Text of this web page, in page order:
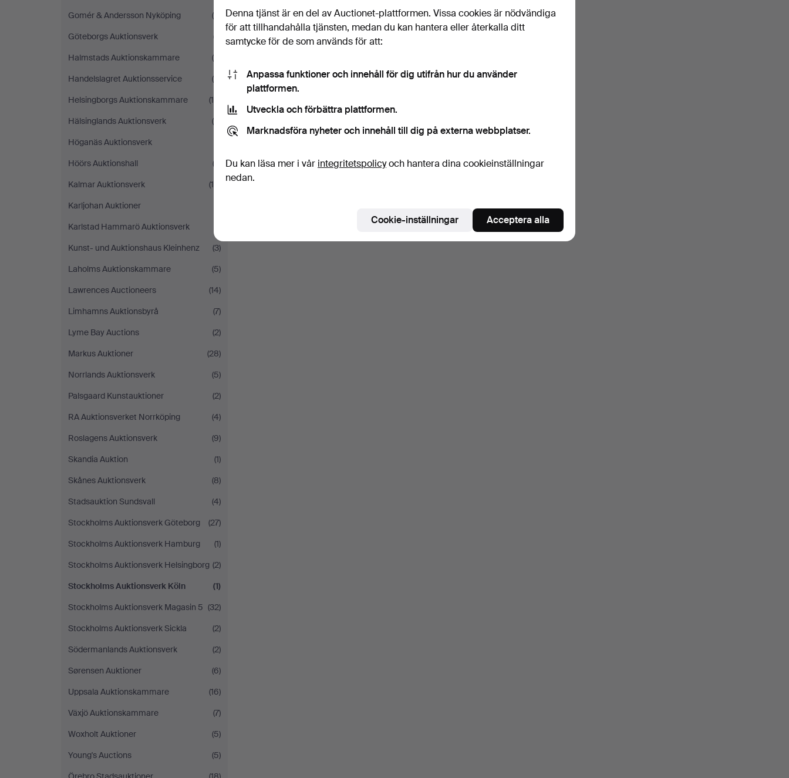
Gomér & Andersson Nyköping
(4)
Göteborgs Auktionsverk
(7)
Halmstads Auktionskammare
(8)
Handelslagret Auktionsservice
(4)
Helsingborgs Auktionskammare
(16)
Hälsinglands Auktionsverk
(5)
Höganäs Auktionsverk
Höörs Auktionshall
(3)
Kalmar Auktionsverk
(10)
Karljohan Auktioner
Karlstad Hammarö Auktionsverk
Kunst- und Auktionshaus Kleinhenz
(3)
Laholms Auktionskammare
(5)
Lawrences Auctioneers
(14)
Limhamns Auktionsbyrå
(7)
Lyme Bay Auctions
(2)
Markus Auktioner
(28)
Norrlands Auktionsverk
(5)
Palsgaard Kunstauktioner
(2)
RA Auktionsverket Norrköping
(4)
Roslagens Auktionsverk
(9)
Skandia Auktion
(1)
Skånes Auktionsverk
(8)
Stadsauktion Sundsvall
(4)
Stockholms Auktionsverk Göteborg
(27)
Stockholms Auktionsverk Hamburg
(1)
Stockholms Auktionsverk Helsingborg (2)
Stockholms Auktionsverk Köln
(1)
Stockholms Auktionsverk Magasin 5 (32)
Stockholms Auktionsverk Sickla
(2)
Södermanlands Auktionsverk
(2)
Sørensen Auktioner
(6)
Uppsala Auktionskammare
(16)
Växjö Auktionskammare
(7)
Woxholt Auktioner
(5)
Young's Auctions
(5)
Denna tjänst är en del av Auctionet-plattformen. Vissa cookies är nödvändiga
för att tillhandahålla tjänsten, medan du kan hantera eller återkalla ditt
samtycke för de som används för att:
Anpassa funktioner och innehåll för dig utifrån hur du använder
plattformen.
Utveckla och förbättra plattformen.
Marknadsföra nyheter och innehåll till dig på externa webbplatser.
Du kan läsa mer i vår integritetspolicyoch hantera dina cookieinställningar
nedan.
Cookie-inställningar Acceptera alla